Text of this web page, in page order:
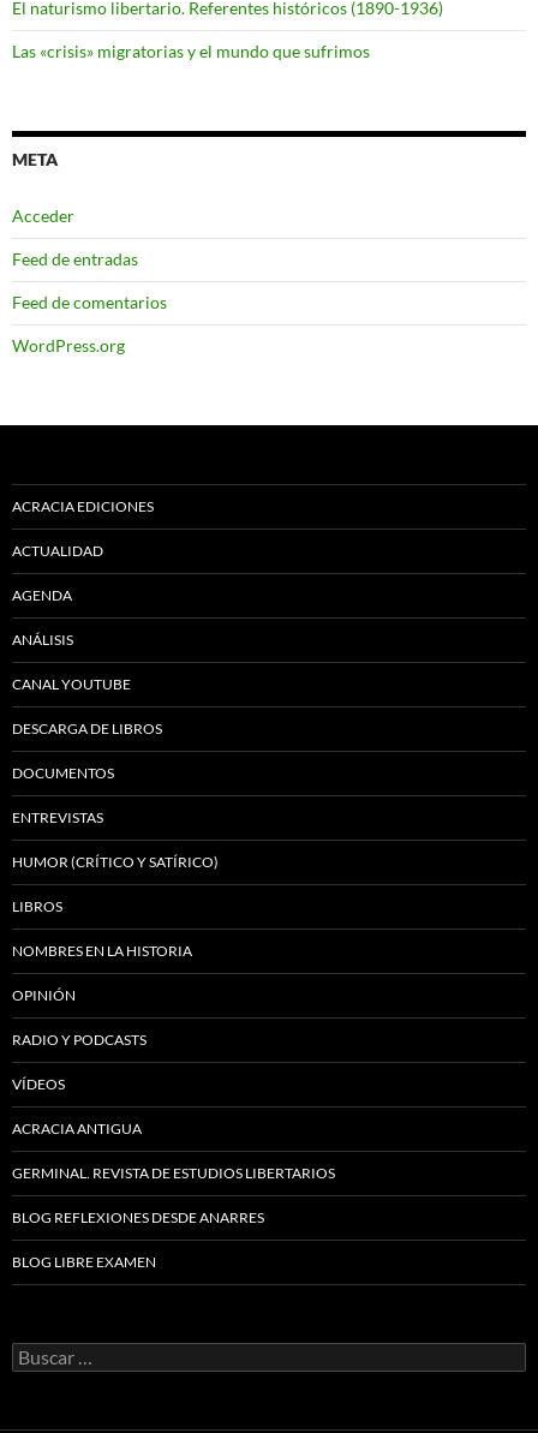
El naturismo libertario. Referentes históricos (1890-1936)
Las «crisis» migratorias y el mundo que sufrimos
META
Acceder
Feed de entradas
Feed de comentarios
WordPress.org
ACRACIA EDICIONES
ACTUALIDAD
AGENDA
ANÁLISIS
CANAL YOUTUBE
DESCARGA DE LIBROS
DOCUMENTOS
ENTREVISTAS
HUMOR (CRÍTICO Y SATÍRICO)
LIBROS
NOMBRES EN LA HISTORIA
OPINIÓN
RADIO Y PODCASTS
VÍDEOS
ACRACIA ANTIGUA
GERMINAL. REVISTA DE ESTUDIOS LIBERTARIOS
BLOG REFLEXIONES DESDE ANARRES
BLOG LIBRE EXAMEN
Buscar: